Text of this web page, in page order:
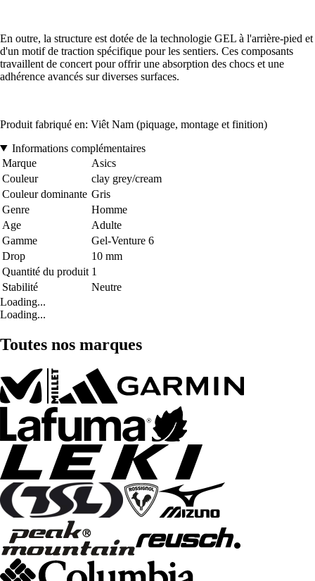
En outre, la structure est dotée de la technologie GEL à l'arrière-pied et
d'un motif de traction spécifique pour les sentiers. Ces composants
travaillent de concert pour offrir une absorption des chocs et une
adhérence avancés sur diverses surfaces.
Produit fabriqué en: Viêt Nam (piquage, montage et finition)
Informations complémentaires
Marque
Asics
Couleur
clay grey/cream
Couleur dominante Gris
Genre
Homme
Age
Adulte
Gamme
Gel-Venture 6
Drop
10 mm
Quantité du produit 1
Stabilité
Neutre
Loading...
Loading...
Toutes nos marques